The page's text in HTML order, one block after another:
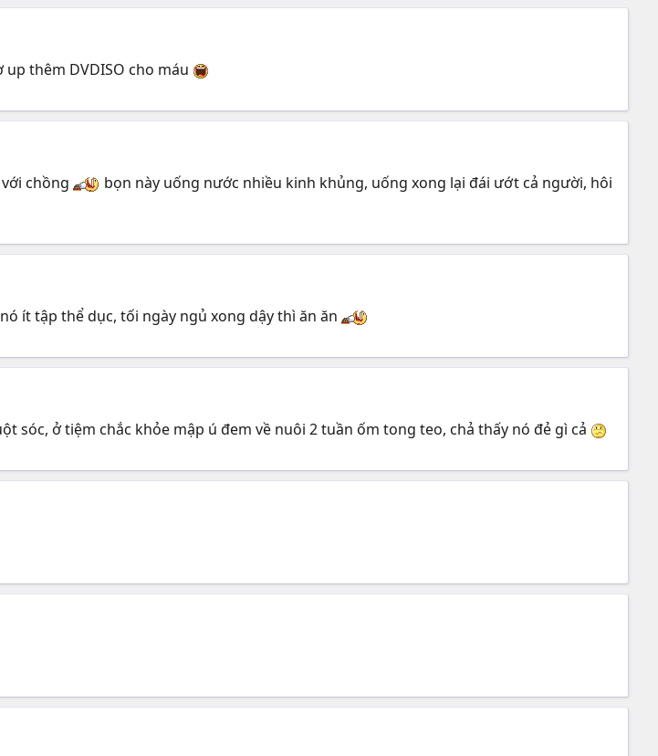
up thêm DVDISO cho máu
chồng
bọn này uống nước nhiều kinh khủng, uống xong lại đái ướt cả người, hôi
ít tập thể dục, tối ngày ngủ xong dậy thì ăn ăn
sóc, ở tiệm chắc khỏe mập ú đem về nuôi 2 tuần ốm tong teo, chả thấy nó đẻ gì cả